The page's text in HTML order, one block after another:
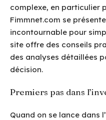
complexe, en particulier
Fimmnet.com se
incontournable pour
site offre des conseils
des analyses détaillées
décision.
Premiers pas dans
Quand on se lance dans